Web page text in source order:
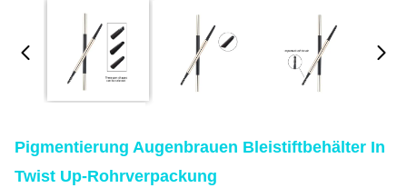
Pigmentierung Augenbrauen Bleistiftbehälter In
Twist Up-Rohrverpackung